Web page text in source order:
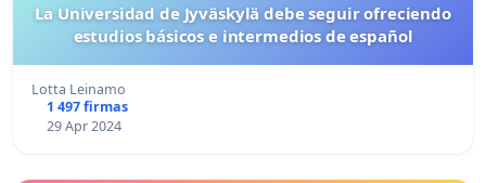
La Universidad de Jyväskylä debe seguir ofreciendo
estudios básicos e intermedios de español
Lotta Leinamo
1 497 firmas
29 Apr 2024